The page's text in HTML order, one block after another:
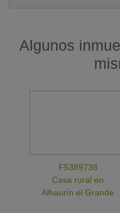
Algunos
F5389738
Casa rural en
Alhaurín el Grande